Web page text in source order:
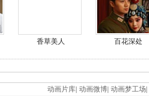
香草美人 百花深处
动画片库 动画微博 动画梦工场